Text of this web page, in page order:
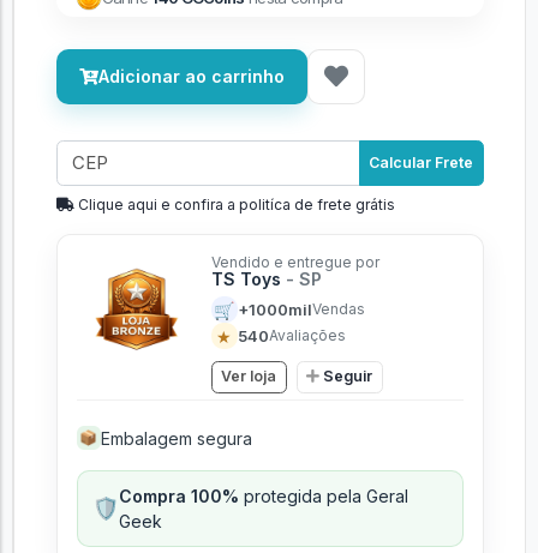
Adicionar ao carrinho
Calcular Frete
Clique aqui e confira a politíca de frete grátis
Vendido e entregue por
TS Toys - SP
🛒 +1000milVendas
★ 540Avaliações
Ver loja Seguir
📦 Embalagem segura
🛡️Compra 100% protegida pela Geral
Geek